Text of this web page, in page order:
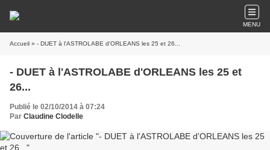
MENU
Accueil » - DUET à l'ASTROLABE d'ORLEANS les 25 et 26...
- DUET à l'ASTROLABE d'ORLEANS les 25 et
26...
Publié le 02/10/2014 à 07:24
Par Claudine Clodelle